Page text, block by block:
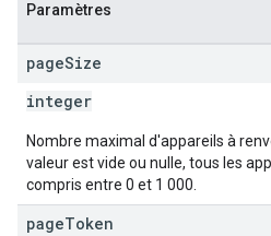
Paramètres
pageSize
integer
Nombre maximal d'appareils à
valeur est vide ou nulle, tous les
compris entre 0 et 1 000.
pageToken